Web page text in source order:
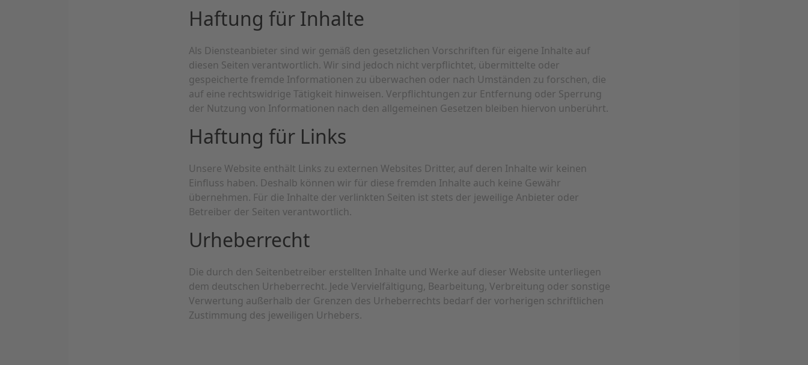
Haftung für Inhalte
Als Diensteanbieter sind wir gemäß den gesetzlichen Vorschriften für eigene Inhalte auf
diesen Seiten verantwortlich. Wir sind jedoch nicht verpflichtet, übermittelte oder
gespeicherte fremde Informationen zu überwachen oder nach Umständen zu forschen, die
auf eine rechtswidrige Tätigkeit hinweisen. Verpflichtungen zur Entfernung oder Sperrung
der Nutzung von Informationen nach den allgemeinen Gesetzen bleiben hiervon unberührt.
Haftung für Links
Unsere Website enthält Links zu externen Websites Dritter, auf deren Inhalte wir keinen
Einfluss haben. Deshalb können wir für diese fremden Inhalte auch keine Gewähr
übernehmen. Für die Inhalte der verlinkten Seiten ist stets der jeweilige Anbieter oder
Betreiber der Seiten verantwortlich.
Urheberrecht
Die durch den Seitenbetreiber erstellten Inhalte und Werke auf dieser Website unterliegen
dem deutschen Urheberrecht. Jede Vervielfältigung, Bearbeitung, Verbreitung oder sonstige
Verwertung außerhalb der Grenzen des Urheberrechts bedarf der vorherigen schriftlichen
Zustimmung des jeweiligen Urhebers.